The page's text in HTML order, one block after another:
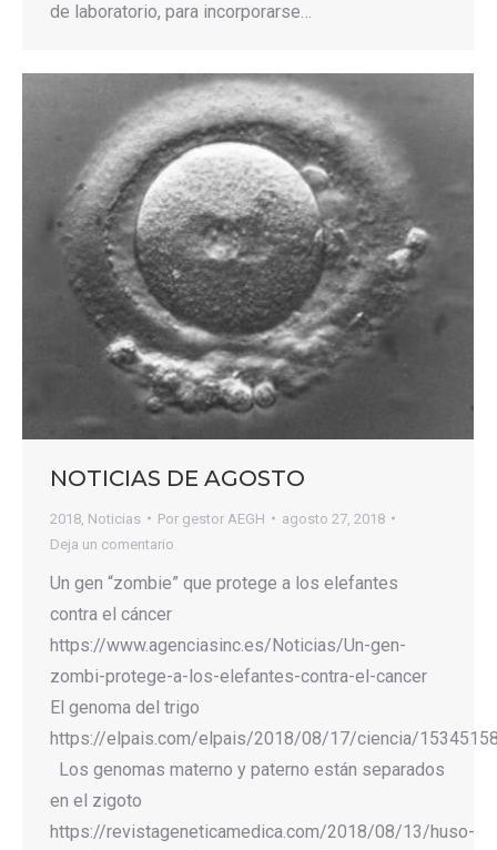
de laboratorio, para incorporarse…
NOTICIAS DE AGOSTO
2018 Noticias Por gestor AEGH
agosto 27, 2018
Deja un comentario
Un gen “zombie” que protege a los elefantes
contra el cáncer
https://www.agenciasinc.es/Noticias/Un-gen-
zombi-protege-a-los-elefantes-contra-el-cancer
El genoma del trigo
https://elpais.com/elpais/2018/08/17/ciencia/
Los genomas materno y paterno están separados
en el zigoto
https://revistageneticamedica.com/2018/08/13/huso-